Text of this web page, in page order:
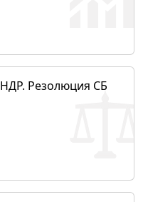
Резолюция СБ